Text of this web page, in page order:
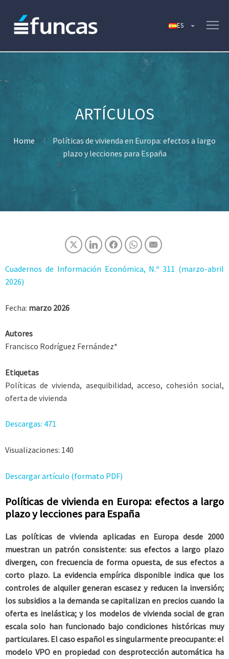
Home
Políticas de vivienda en Europa: efectos a largo
plazo y lecciones para España
Cuadernos de Información Económica, N.º 311 (marzo-abril
2026)
Fecha: marzo 2026
Autores
Francisco Rodríguez Fernández*
Etiquetas
Políticas de vivienda, asequibilidad, acceso, cohesión social,
oferta de vivienda
Descargas: 471
Visualizaciones: 140
Descargar artículo (formato PDF)
Políticas de vivienda en Europa: efectos a largo
plazo y lecciones para España
Las políticas de vivienda aplicadas en Europa desde 2000
muestran un patrón consistente: sus efectos a largo plazo
divergen, con frecuencia de forma opuesta, de sus efectos a
corto plazo. La evidencia empírica disponible indica que los
controles de alquiler generan escasez y reducen la inversión;
los subsidios a la demanda se capitalizan en precios cuando la
oferta es inelástica; y los modelos de vivienda social de gran
escala solo han funcionado bajo condiciones históricas muy
particulares. El caso español es singularmente preocupante: el
modelo VPO en propiedad con desprotección automática ha